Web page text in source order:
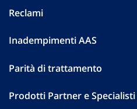
Reclami
Inadempimenti AAS
Parità di trattamento
Prodotti Partner e